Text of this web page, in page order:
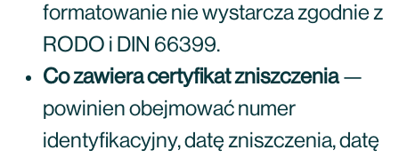
formatowanie nie wystarcza zgodnie z
RODO i DIN 66399.
Co zawiera certyfikat zniszczenia—
powinien obejmować numer
identyfikacyjny, datę zniszczenia, datę